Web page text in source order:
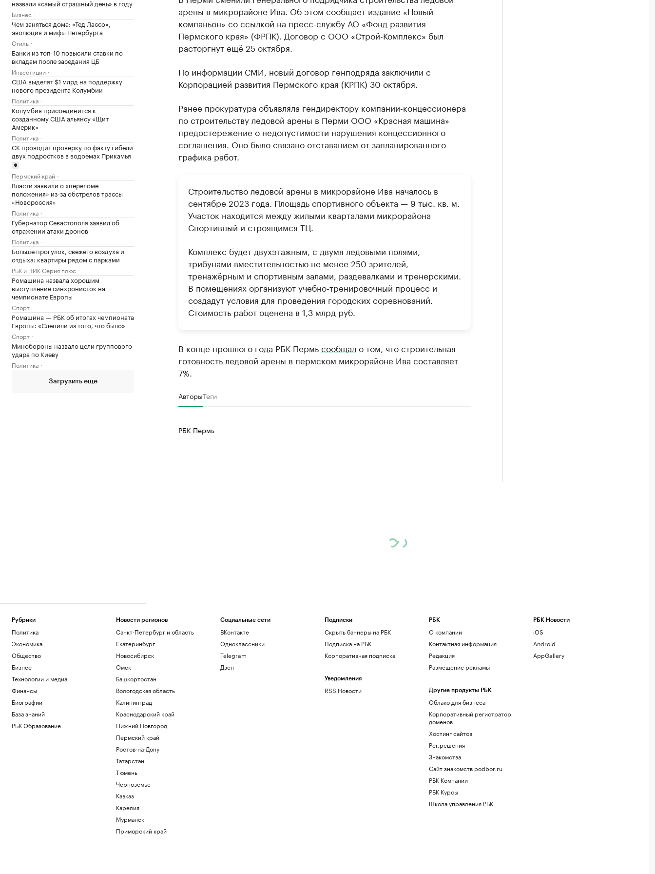
назвали «самый страшный день» в году
Бизнес
Чем заняться дома: «Тед Лассо»,
эволюция и мифы Петербурга
Стиль
Банки из топ-10 повысили ставки по
вкладам после заседания ЦБ
Инвестиции
США выделят $1 млрд на поддержку
нового президента Колумбии
Политика
Колумбия присоединится к
созданному США альянсу «Щит
Америк»
Политика
СК проводит проверку по факту гибели
двух подростков в водоёмах Прикамья
Пермский край
Власти заявили о «переломе
положения» из-за обстрелов трассы
«Новороссия»
Политика
Губернатор Севастополя заявил об
отражении атаки дронов
Политика
Больше прогулок, свежего воздуха и
отдыха: квартиры рядом с парками
РБК и ПИК Серия плюс
Ромашина назвала хорошим
выступление синхронисток на
чемпионате Европы
Спорт
Ромашина — РБК об итогах чемпионата
Европы: «Слепили из того, что было»
Спорт
Минобороны назвало цели группового
удара по Киеву
Политика
Загрузить еще
арены в микрорайоне Ива. Об этом сообщает издание «Новый
компаньон» со ссылкой на пресс-службу АО «Фонд развития
Пермского края» (ФРПК). Договор с ООО «Строй-Комплекс» был
расторгнут ещё 25 октября.
По информации СМИ, новый договор генподряда заключили с
Корпорацией развития Пермского края (КРПК) 30 октября.
Ранее прокуратура объявляла гендиректору компании-концессионера
по строительству ледовой арены в Перми ООО «Красная машина»
предостережение о недопустимости нарушения концессионного
соглашения. Оно было связано отставанием от запланированного
графика работ.
Строительство ледовой арены в микрорайоне Ива началось в
сентябре 2023 года. Площадь спортивного объекта — 9 тыс. кв. м.
Участок находится между жилыми кварталами микрорайона
Спортивный и строящимся ТЦ.
Комплекс будет двухэтажным, с двумя ледовыми полями,
трибунами вместительностью не менее 250 зрителей,
тренажёрным и спортивным залами, раздевалками и тренерскими.
В помещениях организуют учебно-тренировочный процесс и
создадут условия для проведения городских соревнований.
Стоимость работ оценена в 1,3 млрд руб.
В конце прошлого года РБК Пермьсообщал о том, что строительная
готовность ледовой арены в пермском микрорайоне Ива составляет
7%.
АвторыТеги
РБК Пермь
Рубрики
Политика
Экономика
Общество
Бизнес
Технологии и медиа
Финансы
Биографии
База знаний
РБК Образование
Новости регионов
Санкт-Петербург и область
Екатеринбург
Новосибирск
Омск
Башкортостан
Вологодская область
Калининград
Краснодарский край
Нижний Новгород
Пермский край
Ростов-на-Дону
Татарстан
Тюмень
Черноземье
Кавказ
Карелия
Мурманск
Приморский край
Социальные сети
ВКонтакте
Одноклассники
Telegram
Дзен
Подписки
Скрыть баннеры на РБК
Подписка на РБК
Корпоративная подписка
Уведомления
RSS Новости
РБК
О компании
Контактная информация
Редакция
Размещение рекламы
Другие продукты РБК
Облако для бизнеса
Корпоративный регистратор
доменов
Хостинг сайтов
Рег.решения
Знакомства
Сайт знакомств podbor.ru
РБК Компании
РБК Курсы
Школа управления РБК
РБК Новости
iOS
Android
AppGallery